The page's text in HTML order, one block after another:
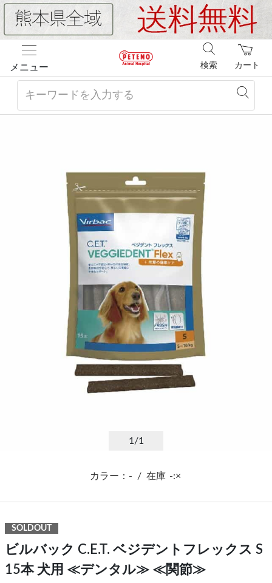
メニュー カート
検索
1 /1
カラー：- / 在庫 -:×
SOLDOUT
ビルバック C.E.T. ベジデントフレックス S
15本 犬用 ≪デンタル≫ ≪関節≫